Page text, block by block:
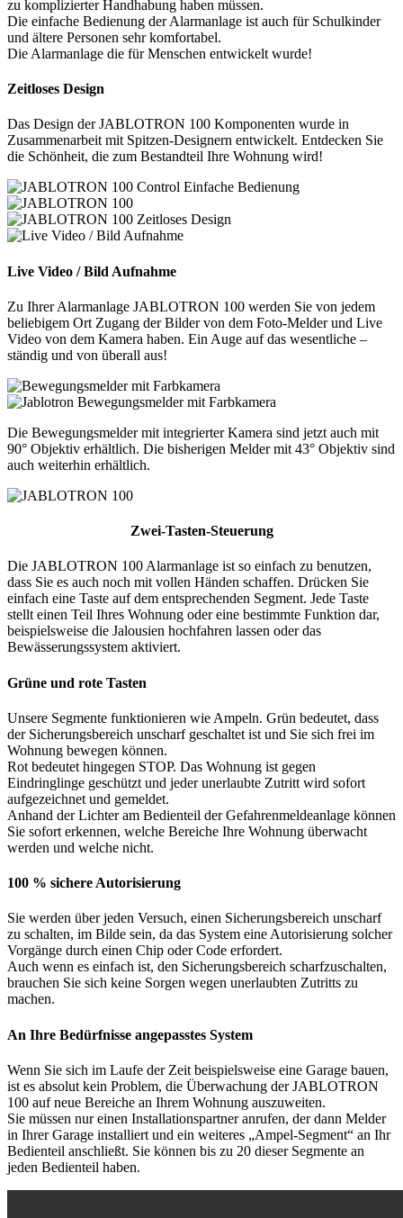
zu komplizierter Handhabung haben müssen.
Die einfache Bedienung der Alarmanlage ist auch für Schulkinder
und ältere Personen sehr komfortabel.
Die Alarmanlage die für Menschen entwickelt wurde!
Zeitloses Design
Das Design der JABLOTRON 100 Komponenten wurde in
Zusammenarbeit mit Spitzen-Designern entwickelt. Entdecken Sie
die Schönheit, die zum Bestandteil Ihre Wohnung wird!
Live Video / Bild Aufnahme
Zu Ihrer Alarmanlage JABLOTRON 100 werden Sie von jedem
beliebigem Ort Zugang der Bilder von dem Foto-Melder und Live
Video von dem Kamera haben. Ein Auge auf das wesentliche –
ständig und von überall aus!
Die Bewegungsmelder mit integrierter Kamera sind jetzt auch mit
90° Objektiv erhältlich. Die bisherigen Melder mit 43° Objektiv sind
auch weiterhin erhältlich.
Zwei-Tasten-Steuerung
Die JABLOTRON 100 Alarmanlage ist so einfach zu benutzen,
dass Sie es auch noch mit vollen Händen schaffen. Drücken Sie
einfach eine Taste auf dem entsprechenden Segment. Jede Taste
stellt einen Teil Ihres Wohnung oder eine bestimmte Funktion dar,
beispielsweise die Jalousien hochfahren lassen oder das
Bewässerungssystem aktiviert.
Grüne und rote Tasten
Unsere Segmente funktionieren wie Ampeln. Grün bedeutet, dass
der Sicherungsbereich unscharf geschaltet ist und Sie sich frei im
Wohnung bewegen können.
Rot bedeutet hingegen STOP. Das Wohnung ist gegen
Eindringlinge geschützt und jeder unerlaubte Zutritt wird sofort
aufgezeichnet und gemeldet.
Anhand der Lichter am Bedienteil der Gefahrenmeldeanlage können
Sie sofort erkennen, welche Bereiche Ihre Wohnung überwacht
werden und welche nicht.
100 % sichere Autorisierung
Sie werden über jeden Versuch, einen Sicherungsbereich unscharf
zu schalten, im Bilde sein, da das System eine Autorisierung solcher
Vorgänge durch einen Chip oder Code erfordert.
Auch wenn es einfach ist, den Sicherungsbereich scharfzuschalten,
brauchen Sie sich keine Sorgen wegen unerlaubten Zutritts zu
machen.
An Ihre Bedürfnisse angepasstes System
Wenn Sie sich im Laufe der Zeit beispielsweise eine Garage bauen,
ist es absolut kein Problem, die Überwachung der JABLOTRON
100 auf neue Bereiche an Ihrem Wohnung auszuweiten.
Sie müssen nur einen Installationspartner anrufen, der dann Melder
in Ihrer Garage installiert und ein weiteres „Ampel-Segment“ an Ihr
Bedienteil anschließt. Sie können bis zu 20 dieser Segmente an
jeden Bedienteil haben.